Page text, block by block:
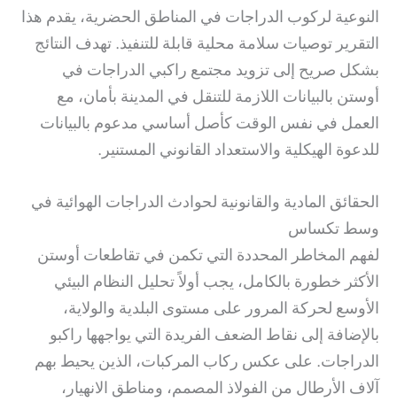
النوعية لركوب الدراجات في المناطق الحضرية، يقدم هذا
التقرير توصيات سلامة محلية قابلة للتنفيذ. تهدف النتائج
بشكل صريح إلى تزويد مجتمع راكبي الدراجات في
أوستن بالبيانات اللازمة للتنقل في المدينة بأمان، مع
العمل في نفس الوقت كأصل أساسي مدعوم بالبيانات
للدعوة الهيكلية والاستعداد القانوني المستنير.
الحقائق المادية والقانونية لحوادث الدراجات الهوائية في
وسط تكساس
لفهم المخاطر المحددة التي تكمن في تقاطعات أوستن
الأكثر خطورة بالكامل، يجب أولاً تحليل النظام البيئي
الأوسع لحركة المرور على مستوى البلدية والولاية،
بالإضافة إلى نقاط الضعف الفريدة التي يواجهها راكبو
الدراجات. على عكس ركاب المركبات، الذين يحيط بهم
آلاف الأرطال من الفولاذ المصمم، ومناطق الانهيار،